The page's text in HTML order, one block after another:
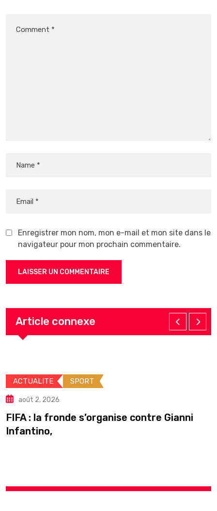
Enregistrer mon nom, mon e-mail et mon site dans le
navigateur pour mon prochain commentaire.
Article connexe
ACTUALITE
Guinée : Mamadi Doumbouya